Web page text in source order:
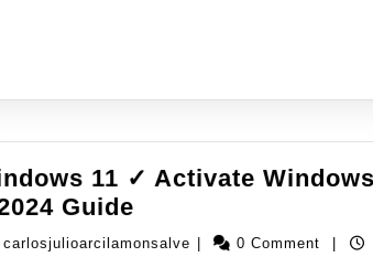
11 ✓ Activate
Guide
carlosjulioarcilamonsalve | 0 Comment |